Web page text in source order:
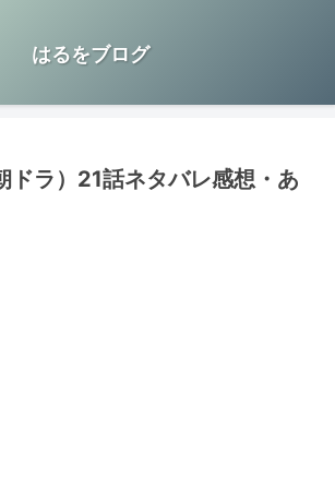
はるをブログ
ドラ）21話ネタバレ感想・あ